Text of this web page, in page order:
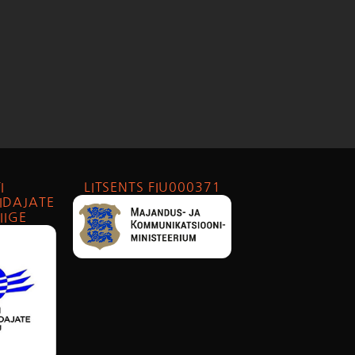
LITSENTS FIU000371